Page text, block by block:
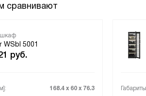
сравнивают
WSbl 5001
руб.
168.4 х 60 х 76.3